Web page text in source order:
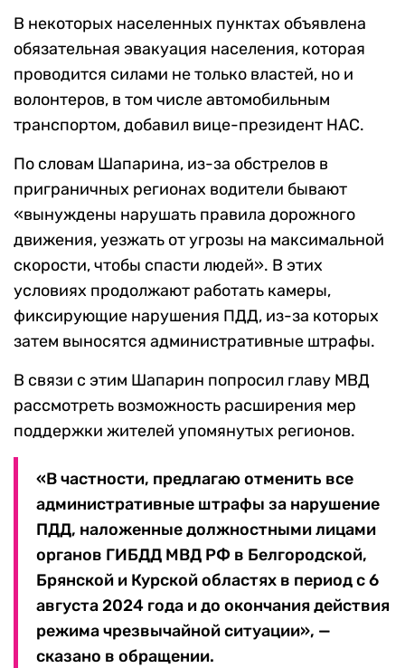
В некоторых населенных пунктах объявлена
обязательная эвакуация населения, которая
проводится силами не только властей, но и
волонтеров, в том числе автомобильным
транспортом, добавил вице-президент НАС.
По словам Шапарина, из-за обстрелов в
приграничных регионах водители бывают
«вынуждены нарушать правила дорожного
движения, уезжать от угрозы на максимальной
скорости, чтобы спасти людей». В этих
условиях продолжают работать камеры,
фиксирующие нарушения ПДД, из-за которых
затем выносятся административные штрафы.
В связи с этим Шапарин попросил главу МВД
рассмотреть возможность расширения мер
поддержки жителей упомянутых регионов.
«В частности, предлагаю отменить все
административные штрафы за нарушение
ПДД, наложенные должностными лицами
органов ГИБДД МВД РФ в Белгородской,
Брянской и Курской областях в период с 6
августа 2024 года и до окончания действия
режима чрезвычайной ситуации», —
сказано в обращении.